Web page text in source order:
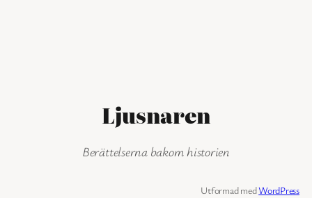
Ljusnaren
Berättelserna bakom historien
Utformad medWordPress